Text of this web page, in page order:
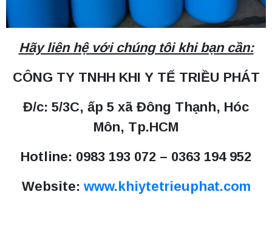
Hãy liên hệ với chúng tôi khi bạn cần:
CÔNG TY TNHH KHI Y TẾ TRIỀU PHÁT
Đ/c: 5/3C, ấp 5 xã Đông Thạnh, Hóc
Môn, Tp.HCM
Hotline: 0983 193 072 – 0363 194 952
Website: www.khiytetrieuphat.com